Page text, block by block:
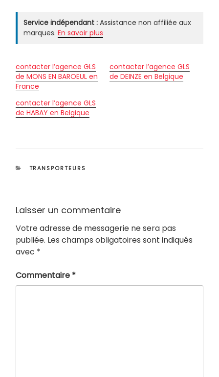
Service indépendant : Assistance non affiliée aux
marques. En savoir plus
contacter l’agence GLS
de MONS EN BAROEUL en
France
contacter l’agence GLS
de DEINZE en Belgique
contacter l’agence GLS
de HABAY en Belgique
CATÉGORIES
TRANSPORTEURS
Laisser un commentaire
Votre adresse de messagerie ne sera pas
publiée. Les champs obligatoires sont indiqués
avec *
Commentaire *